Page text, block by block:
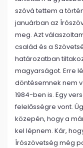
szóvá tettem a
januárban az
meg. Azt
család és a
határozatban
magyarságot. Erre
döntésemnek nem
1984-ben is. Egy
felelősségre vont.
közepén, hogy a
kel lépnem. Kár,
Írószövetség még